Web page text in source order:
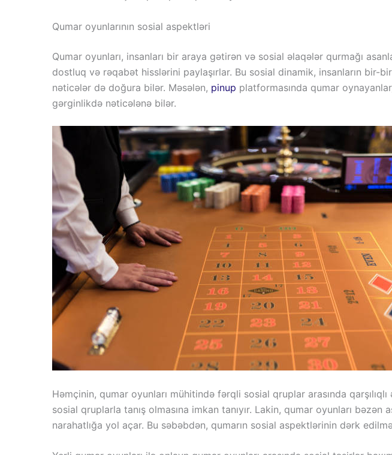
Qumar oyunlarının sosial aspektləri
Qumar oyunları, insanları bir araya gətirən və sosial əlaqələr qurmağı
dostluq və rəqabət hisslərini paylaşırlar. Bu sosial dinamik, insanların bir-
nəticələr də doğura bilər. Məsələn, pinup platformasında qumar
gərginlikdə nəticələnə bilər.
Həmçinin, qumar oyunları mühitində fərqli sosial qruplar arasında
sosial qruplarla tanış olmasına imkan tanıyır. Lakin, qumar oyunları
narahatlığa yol açar. Bu səbəbdən, qumarın sosial aspektlərinin dərk